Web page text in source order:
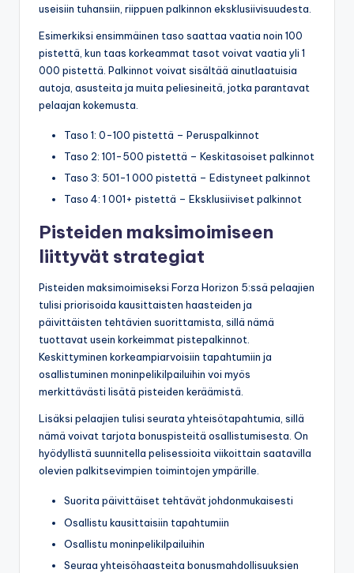
useisiin tuhansiin, riippuen palkinnon eksklusiivisuudesta.
Esimerkiksi ensimmäinen taso saattaa vaatia noin 100
pistettä, kun taas korkeammat tasot voivat vaatia yli 1
000 pistettä. Palkinnot voivat sisältää ainutlaatuisia
autoja, asusteita ja muita peliesineitä, jotka parantavat
pelaajan kokemusta.
Taso 1: 0-100 pistettä – Peruspalkinnot
Taso 2: 101-500 pistettä – Keskitasoiset palkinnot
Taso 3: 501-1 000 pistettä – Edistyneet palkinnot
Taso 4: 1 001+ pistettä – Eksklusiiviset palkinnot
Pisteiden maksimoimiseen
liittyvät strategiat
Pisteiden maksimoimiseksi Forza Horizon 5:ssä pelaajien
tulisi priorisoida kausittaisten haasteiden ja
päivittäisten tehtävien suorittamista, sillä nämä
tuottavat usein korkeimmat pistepalkinnot.
Keskittyminen korkeampiarvoisiin tapahtumiin ja
osallistuminen moninpelikilpailuihin voi myös
merkittävästi lisätä pisteiden keräämistä.
Lisäksi pelaajien tulisi seurata yhteisötapahtumia, sillä
nämä voivat tarjota bonuspisteitä osallistumisesta. On
hyödyllistä suunnitella pelisessioita viikoittain saatavilla
olevien palkitsevimpien toimintojen ympärille.
Suorita päivittäiset tehtävät johdonmukaisesti
Osallistu kausittaisiin tapahtumiin
Osallistu moninpelikilpailuihin
Seuraa yhteisöhaasteita bonusmahdollisuuksien